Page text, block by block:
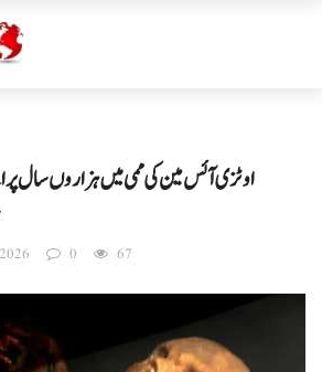
اوٹزی آئس مین کی ممی میں ہزاروں سال
0 67